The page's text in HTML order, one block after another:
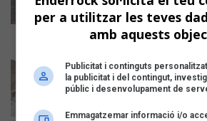
per a utilitzar les teves
amb aquests
Publicitat i continguts
la publicitat i del contingut,
públic i desenvolupament de
Emmagatzemar informació i/o